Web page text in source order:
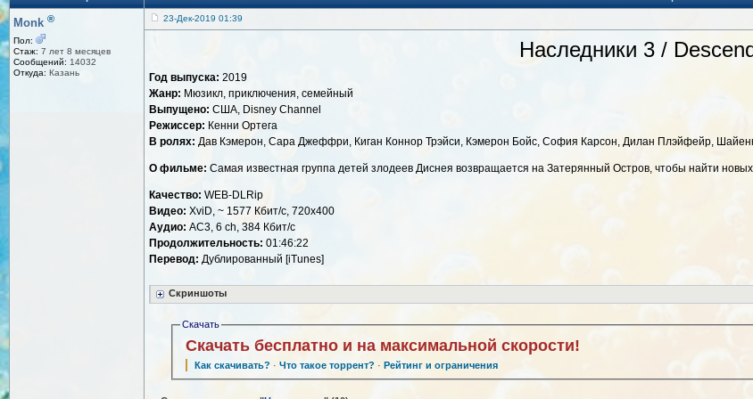
Monk ®
Пол:
Стаж: 7 лет 8 месяцев
Сообщений: 14032
Откуда: Казань
23-Дек-2019 01:39
Наследники 3 /
Год выпуска: 2019
Жанр: Мюзикл, приключения, семейный
Выпущено: США, Disney Channel
Режиссер: Кенни Ортега
В ролях: Дав Кэмерон, Сара Джеффри, Киган Коннор Трэйси, Кэмерон Бойс, София Карсон, Дилан Плэйфейр,
О фильме: Самая известная группа детей злодеев Диснея возвращается на Затерянный Остров, чтобы найти
Качество: WEB-DLRip
Видео: XviD, ~ 1577 Кбит/с, 720x400
Аудио: AC3, 6 ch, 384 Кбит/с
Продолжительность: 01:46:22
Перевод: Дублированный [iTunes]
Скриншоты
Скачать
Скачать бесплатно и на максимальной скорости!
Как скачивать? ·Что такое торрент? · Рейтинг и ограничения